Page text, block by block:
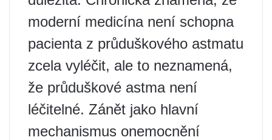
moderní medicína není schopna
pacienta z průduškového astmatu
zcela vyléčit, ale to neznamená,
že průduškové astma není
léčitelné. Zánět jako hlavní
mechanismus onemocnění